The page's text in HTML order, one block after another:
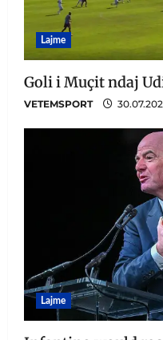
Lajme
Goli i Muçit ndaj
VETEMSPORT
Lajme